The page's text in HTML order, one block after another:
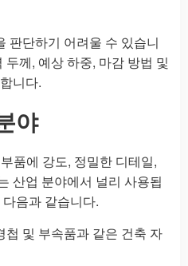
판단하기 어려울 수 있습니
께, 예상 하중, 마감 방법 및
니다.
야
품에 강도, 정밀한 디테일,
산업 분야에서 널리 사용됩
음과 같습니다.
첩 및 부속품과 같은 건축 자